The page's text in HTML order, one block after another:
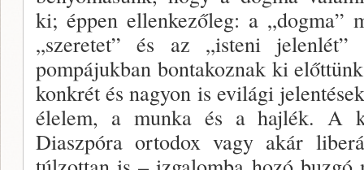
ki; éppen ellenkezőleg: a „dogma”
„szeretet” és az „isteni jelenlét”
pompájukban bontakoznak ki
konk­rét és nagyon is evilági
élelem, a mun­ka és a hajlék. A
Diaszpóra ortodox vagy akár